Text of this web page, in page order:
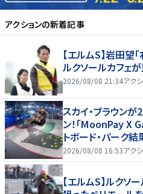
アクションの新着記事
【エルムS】岩田望
ルクソールカフェ
2026/08/08 21:34アク
スカイ・ブラウン
ン！「MoonPay X
トボード・パーク
2026/08/08 16:53アク
【エルムS】ルク